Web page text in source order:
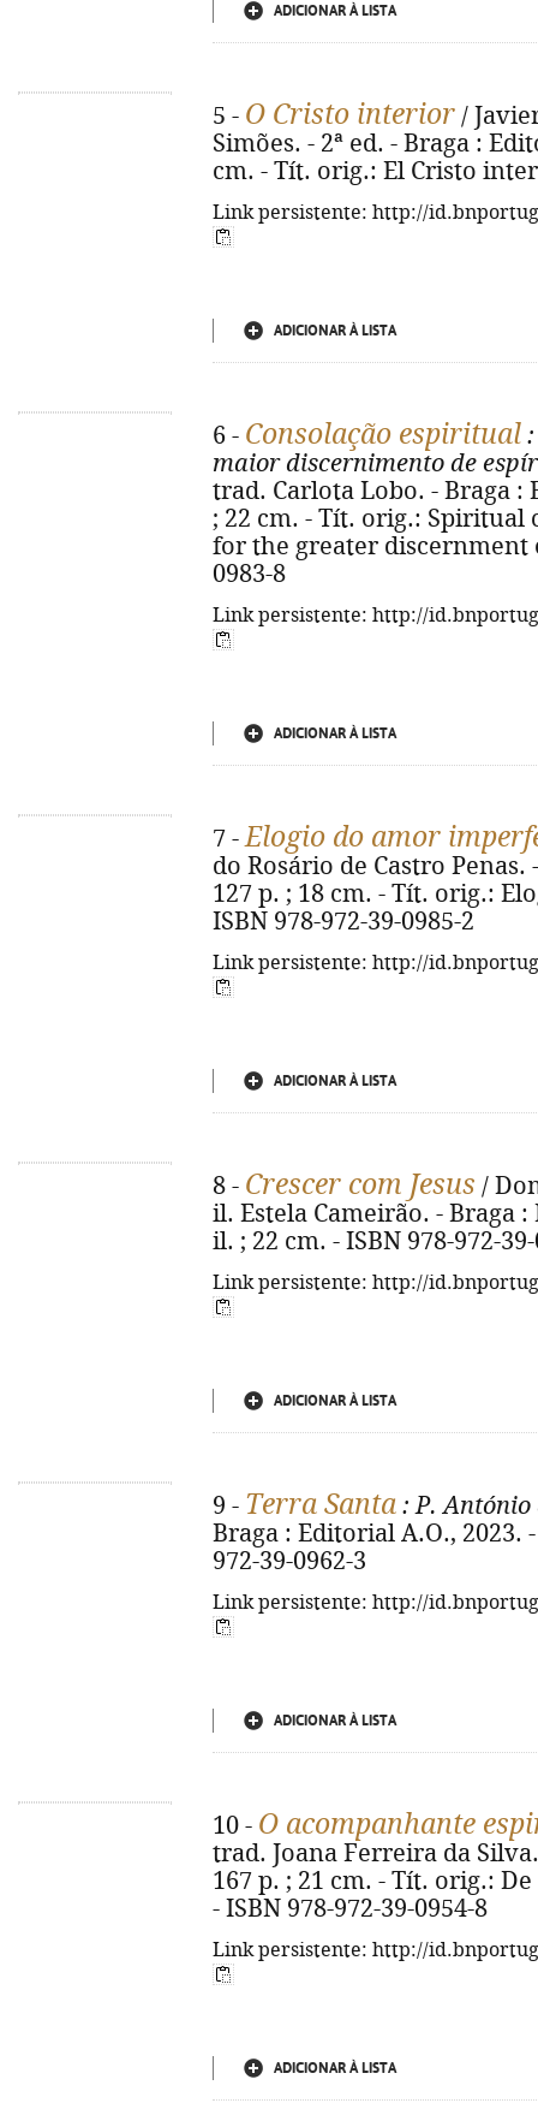
ADICIONAR À LISTA
5 - O Cristo interior /
Simões. - 2ª ed. - Braga :
cm. - Tít. orig.: El Cristo
Link persistente: http://
ADICIONAR À LISTA
6 - Consolação espiritual
maior discernimento de
trad. Carlota Lobo. - Braga :
; 22 cm. - Tít. orig.:
for the greater discernment
0983-8
Link persistente: http://
ADICIONAR À LISTA
7 -Elogio do amor
do Rosário de Castro
127 p. ; 18 cm. - Tít. orig.:
ISBN 978-972-39-0985-2
Link persistente: http://
ADICIONAR À LISTA
8 - Crescer com Jesus /
il. Estela Cameirão. - Braga
il. ; 22 cm. - ISBN 978-972-
Link persistente: http://
ADICIONAR À LISTA
9 - Terra Santa : P. António
Braga : Editorial A.O., 2023.
972-39-0962-3
Link persistente: http://
ADICIONAR À LISTA
10 - O acompanhante
trad. Joana Ferreira da
167 p. ; 21 cm. - Tít. orig.:
- ISBN 978-972-39-0954-8
Link persistente: http://
ADICIONAR À LISTA